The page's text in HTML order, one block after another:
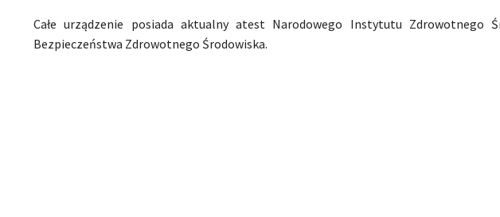
Całe urządzenie posiada aktualny atest Narodowego Instytutu Zdrowotnego
Bezpieczeństwa Zdrowotnego Środowiska.